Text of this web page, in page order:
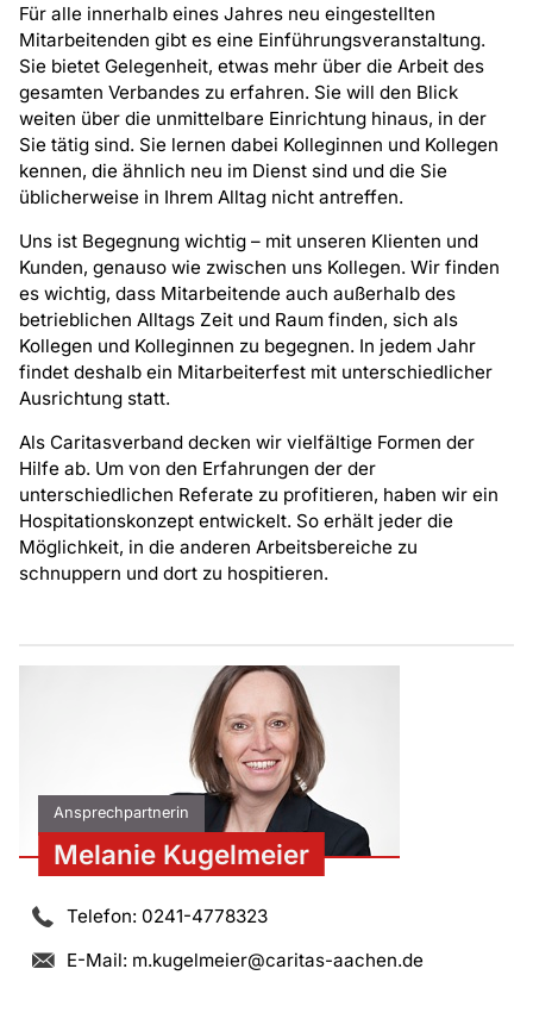
Für alle innerhalb eines Jahres neu eingestellten
Mitarbeitenden gibt es eine Einführungsveranstaltung.
Sie bietet Gelegenheit, etwas mehr über die Arbeit des
gesamten Verbandes zu erfahren. Sie will den Blick
weiten über die unmittelbare Einrichtung hinaus, in der
Sie tätig sind. Sie lernen dabei Kolleginnen und Kollegen
kennen, die ähnlich neu im Dienst sind und die Sie
üblicherweise in Ihrem Alltag nicht antreffen.
Uns ist Begegnung wichtig – mit unseren Klienten und
Kunden, genauso wie zwischen uns Kollegen. Wir finden
es wichtig, dass Mitarbeitende auch außerhalb des
betrieblichen Alltags Zeit und Raum finden, sich als
Kollegen und Kolleginnen zu begegnen. In jedem Jahr
findet deshalb ein Mitarbeiterfest mit unterschiedlicher
Ausrichtung statt.
Als Caritasverband decken wir vielfältige Formen der
Hilfe ab. Um von den Erfahrungen der der
unterschiedlichen Referate zu profitieren, haben wir ein
Hospitationskonzept entwickelt. So erhält jeder die
Möglichkeit, in die anderen Arbeitsbereiche zu
schnuppern und dort zu hospitieren.
Ansprechpartnerin
Melanie Kugelmeier
Telefon: 0241-4778323
E-Mail: m.kugelmeier@caritas-aachen.de